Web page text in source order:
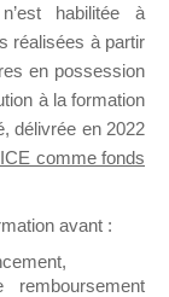
de
à
support
habilitée à
réalisées à partir
en possession
à la formation
délivrée en 2022
comme fonds
avant :